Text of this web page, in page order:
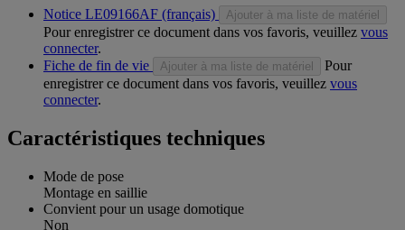
Notice LE09166AF (français) Ajouter à ma liste de matériel
Pour enregistrer ce document dans vos favoris, veuillez vous
connecter.
Fiche de fin de vie
Ajouter à ma liste de matériel
Pour
enregistrer ce document dans vos favoris, veuillez vous
connecter.
Caractéristiques techniques
Mode de pose
Montage en saillie
Convient pour un usage domotique
Non